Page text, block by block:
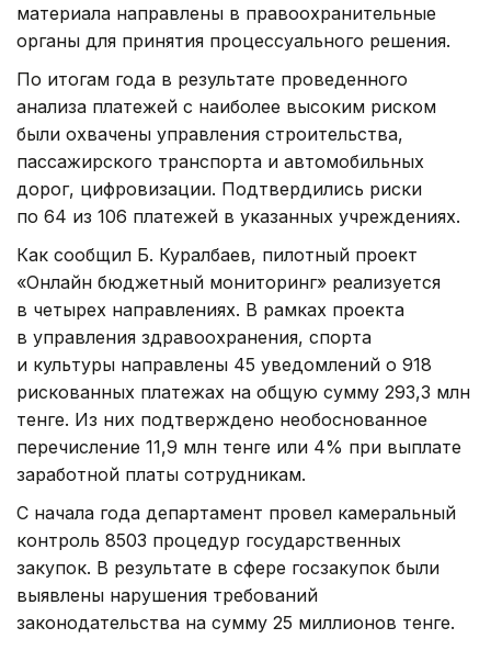
материала направлены в правоохранительные
органы для принятия процессуального решения.
По итогам года в результате проведенного
анализа платежей с наиболее высоким риском
были охвачены управления строительства,
пассажирского транспорта и автомобильных
дорог, цифровизации. Подтвердились риски
по 64 из 106 платежей в указанных учреждениях.
Как сообщил Б. Куралбаев, пилотный проект
«Онлайн бюджетный мониторинг» реализуется
в четырех направлениях. В рамках проекта
в управления здравоохранения, спорта
и культуры направлены 45 уведомлений о 918
рискованных платежах на общую сумму 293,3 млн
тенге. Из них подтверждено необоснованное
перечисление 11,9 млн тенге или 4% при выплате
заработной платы сотрудникам.
С начала года департамент провел камеральный
контроль 8503 процедур государственных
закупок. В результате в сфере госзакупок были
выявлены нарушения требований
законодательства на сумму 25 миллионов тенге.